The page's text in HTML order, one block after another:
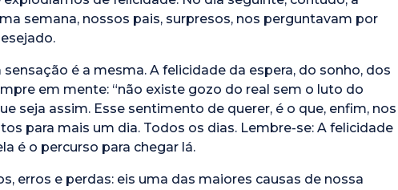
semana, nossos pais, surpresos, nos perguntavam por
é a mesma. A felicidade da espera, do sonho, dos
em mente: “não existe gozo do real sem o luto do
seja assim. Esse sentimento de querer, é o que, enfim, nos
para mais um dia. Todos os dias. Lembre-se: A felicidade
é o percurso para chegar lá.
erros e perdas: eis uma das maiores causas de nossa